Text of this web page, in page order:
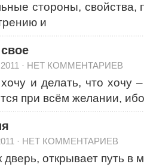
стороны, свойства,
и
· НЕТ КОММЕНТАРИЕВ
и делать, что хочу
при всём желании,
· НЕТ КОММЕНТАРИЕВ
дверь, открывает путь в